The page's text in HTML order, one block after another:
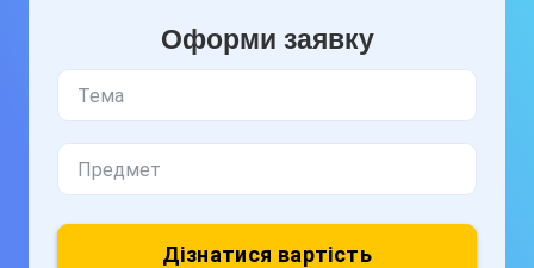
Оформи заявку
Дізнатися вартість